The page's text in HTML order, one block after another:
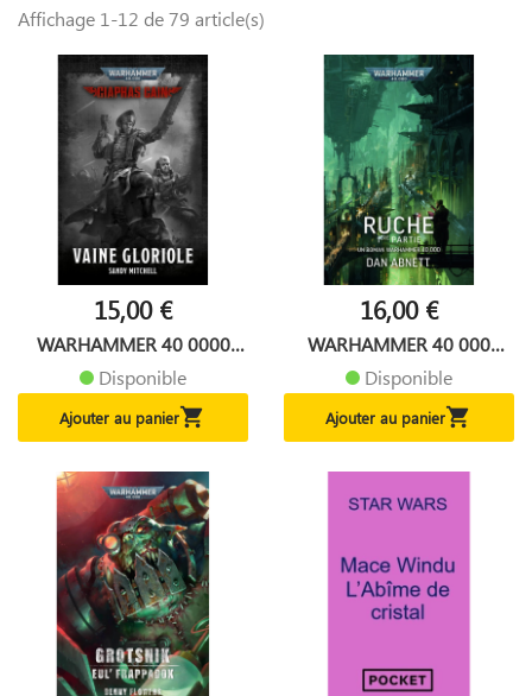
Affichage 1-12 de 79 article(s)
15,00 €
WARHAMMER 40 0000
Disponible
Ajouter au panier
16,00 €
WARHAMMER 40 000
Disponible
Ajouter au panier